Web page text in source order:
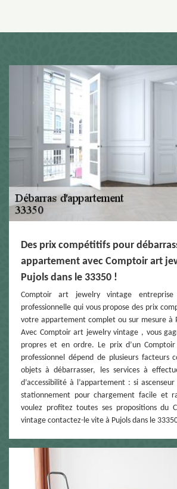
Des prix compétitifs pour
appartement avec Comptoir art
Pujols dans le 33350 !
Comptoir art jewelry vintage
professionnelle qui vous propose des prix
votre appartement complet ou sur mesure à
Avec Comptoir art jewelry vintage , vous
propres et en ordre. Le prix d’un
professionnel dépend de plusieurs facteurs
objets à débarrasser, les services à
d’accessibilité à l’appartement : si
stationnement pour chargement facile et
voulez profitez toutes ses propositions du
vintage contactez-le vite à Pujols dans le